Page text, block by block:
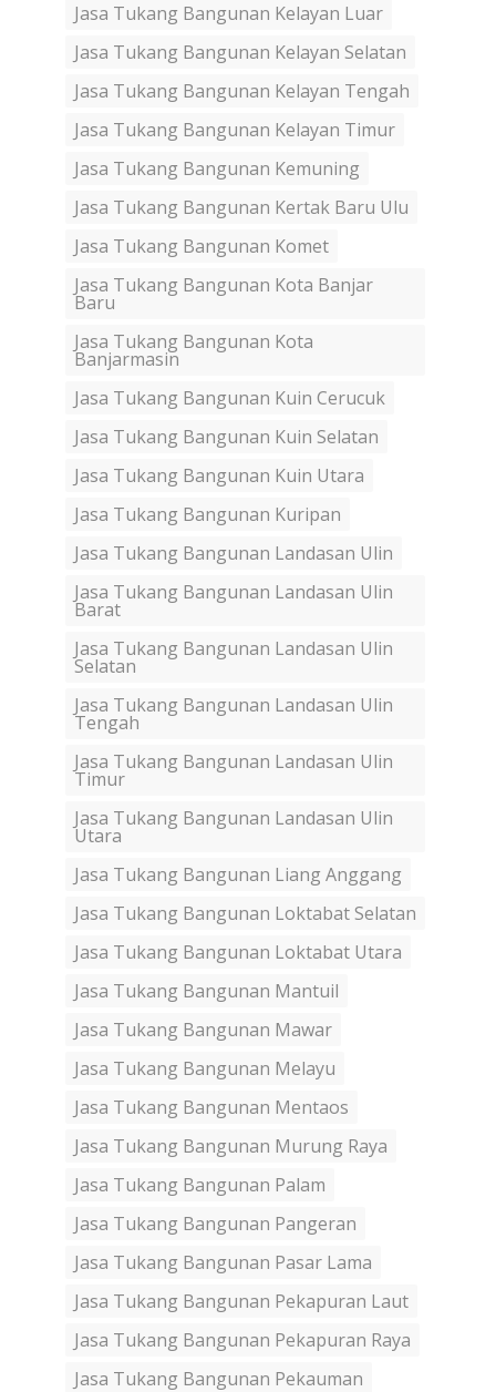
Jasa Tukang Bangunan Kelayan Luar
Jasa Tukang Bangunan Kelayan Selatan
Jasa Tukang Bangunan Kelayan Tengah
Jasa Tukang Bangunan Kelayan Timur
Jasa Tukang Bangunan Kemuning
Jasa Tukang Bangunan Kertak Baru Ulu
Jasa Tukang Bangunan Komet
Jasa Tukang Bangunan Kota Banjar
Baru
Jasa Tukang Bangunan Kota
Banjarmasin
Jasa Tukang Bangunan Kuin Cerucuk
Jasa Tukang Bangunan Kuin Selatan
Jasa Tukang Bangunan Kuin Utara
Jasa Tukang Bangunan Kuripan
Jasa Tukang Bangunan Landasan Ulin
Jasa Tukang Bangunan Landasan Ulin
Barat
Jasa Tukang Bangunan Landasan Ulin
Selatan
Jasa Tukang Bangunan Landasan Ulin
Tengah
Jasa Tukang Bangunan Landasan Ulin
Timur
Jasa Tukang Bangunan Landasan Ulin
Utara
Jasa Tukang Bangunan Liang Anggang
Jasa Tukang Bangunan Loktabat Selatan
Jasa Tukang Bangunan Loktabat Utara
Jasa Tukang Bangunan Mantuil
Jasa Tukang Bangunan Mawar
Jasa Tukang Bangunan Melayu
Jasa Tukang Bangunan Mentaos
Jasa Tukang Bangunan Murung Raya
Jasa Tukang Bangunan Palam
Jasa Tukang Bangunan Pangeran
Jasa Tukang Bangunan Pasar Lama
Jasa Tukang Bangunan Pekapuran Laut
Jasa Tukang Bangunan Pekapuran Raya
Jasa Tukang Bangunan Pekauman